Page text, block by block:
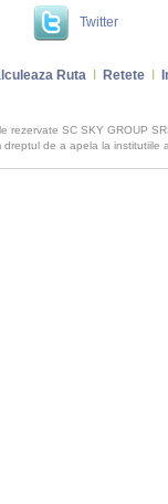
Twitter
Ruta Retete
rezervate SC SKY GROUP
de a apela la institutiile